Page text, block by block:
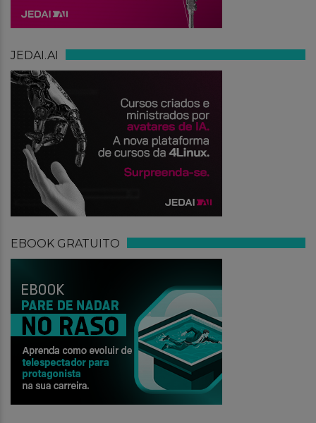
JEDAI.AI
EBOOK GRATUITO